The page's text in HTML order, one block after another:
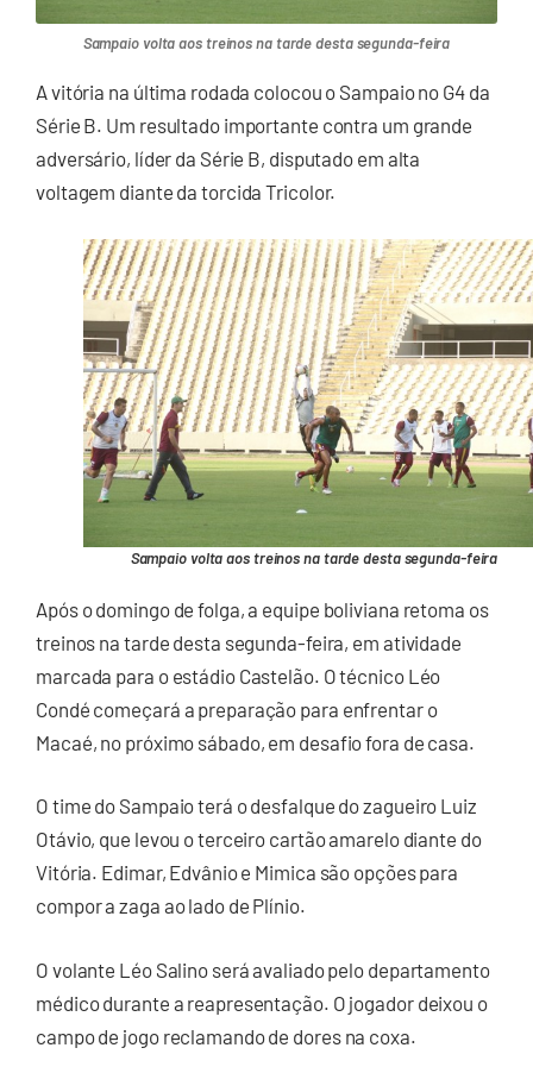
Sampaio volta aos treinos na tarde desta segunda-feira
A vitória na última rodada colocou o Sampaio no G4 da
Série B. Um resultado importante contra um grande
adversário, líder da Série B, disputado em alta
voltagem diante da torcida Tricolor.
Sampaio volta aos treinos na tarde desta segunda-feira
Após o domingo de folga, a equipe boliviana retoma os
treinos na tarde desta segunda-feira, em atividade
marcada para o estádio Castelão. O técnico Léo
Condé começará a preparação para enfrentar o
Macaé, no próximo sábado, em desafio fora de casa.
O time do Sampaio terá o desfalque do zagueiro Luiz
Otávio, que levou o terceiro cartão amarelo diante do
Vitória. Edimar, Edvânio e Mimica são opções para
compor a zaga ao lado de Plínio.
O volante Léo Salino será avaliado pelo departamento
médico durante a reapresentação. O jogador deixou o
campo de jogo reclamando de dores na coxa.